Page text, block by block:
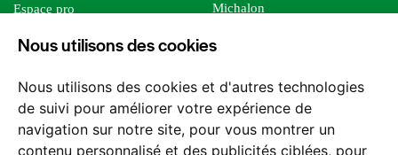
Nous utilisons des cookies
Nous utilisons des cookies et d'autres technologies
de suivi pour améliorer votre expérience de
navigation sur notre site, pour vous montrer un
contenu personnalisé et des publicités ciblées, pour
Espace pro
Foreign rights
Michalon
Editions Sutton
Les impliqués
Tous les éditeurs